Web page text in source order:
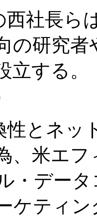
社長ら
の研究
立する。
性とネッ
、米エ
・デー
ケティ